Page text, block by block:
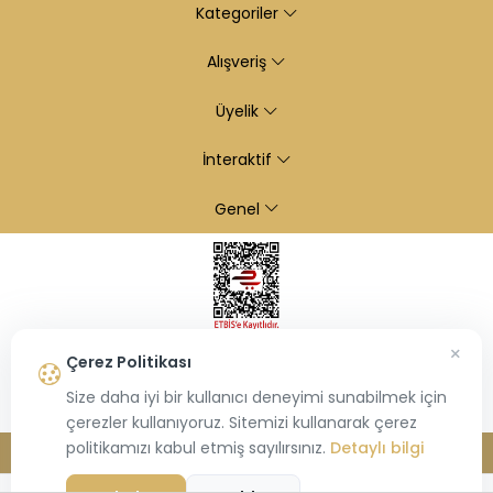
Kategoriler
Alışveriş
Üyelik
İnteraktif
Genel
© 2026 Kiraz Altın- Tüm hakları saklıdır.
Çerez Politikası
Size daha iyi bir kullanıcı deneyimi sunabilmek için
çerezler kullanıyoruz. Sitemizi kullanarak çerez
politikamızı kabul etmiş sayılırsınız. Detaylı bilgi
×